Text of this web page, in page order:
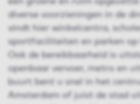
diverse voorzieningen in de
vindt hier winkelcentra,
sportfaciliteiten en parken op
Ook de bereikbaarheid is
openbaar vervoer, metro en
buurt bent u snel in het
Amsterdam of juist de stad